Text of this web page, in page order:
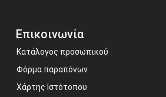
Επικοινωνία
Κατάλογος προσωπικού
Φόρμα παραπόνων
Χάρτης Ιστότοπου